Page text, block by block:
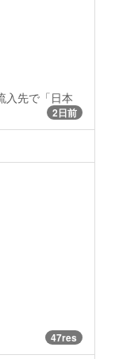
入先で「日本
2日前
47res